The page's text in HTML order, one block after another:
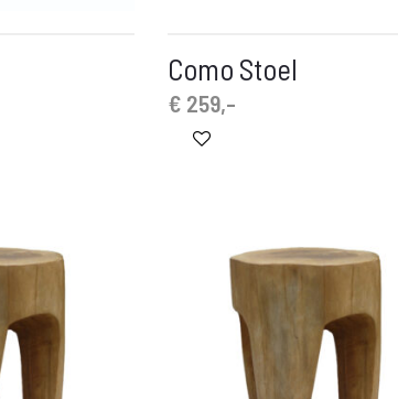
Como Stoel
€ 259,-